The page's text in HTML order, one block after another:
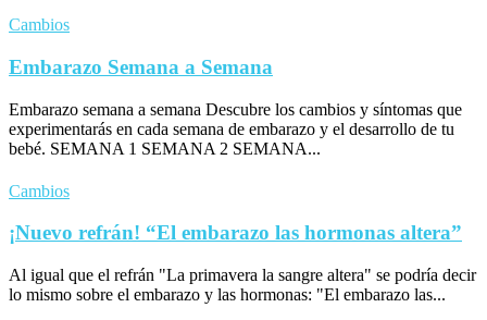
Cambios
Embarazo Semana a Semana
Embarazo semana a semana Descubre los cambios y síntomas que
experimentarás en cada semana de embarazo y el desarrollo de tu
bebé. SEMANA 1 SEMANA 2 SEMANA...
Cambios
¡Nuevo refrán! “El embarazo las hormonas altera”
Al igual que el refrán "La primavera la sangre altera" se podría decir
lo mismo sobre el embarazo y las hormonas: "El embarazo las...